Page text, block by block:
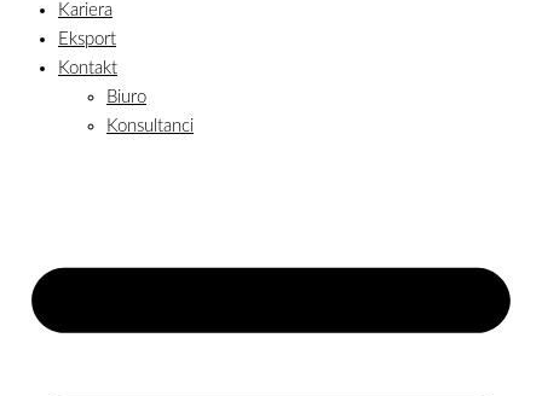
Kariera
Eksport
Kontakt
Biuro
Konsultanci